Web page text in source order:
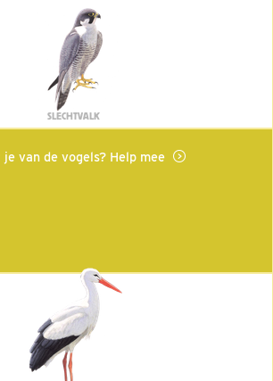
SLECHTVALK
je van de vogels? Help mee